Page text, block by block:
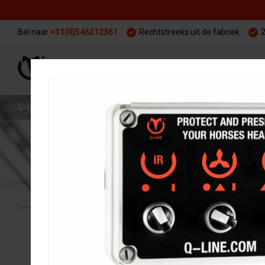
Bel naar +31(0)546212361 Rechtstreeks uit de fabriek
SOLARIUM OPTIES PLAATSING